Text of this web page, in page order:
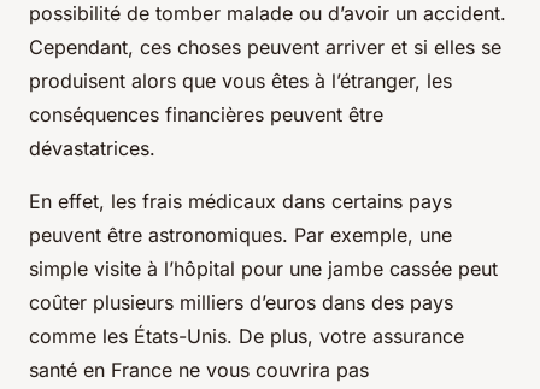
possibilité de tomber malade ou d’avoir un accident.
Cependant, ces choses peuvent arriver et si elles se
produisent alors que vous êtes à l’étranger, les
conséquences financières peuvent être
dévastatrices.
En effet, les frais médicaux dans certains pays
peuvent être astronomiques. Par exemple, une
simple visite à l’hôpital pour une jambe cassée peut
coûter plusieurs milliers d’euros dans des pays
comme les États-Unis. De plus, votre assurance
santé en France ne vous couvrira pas